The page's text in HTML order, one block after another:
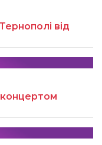
від
концертом